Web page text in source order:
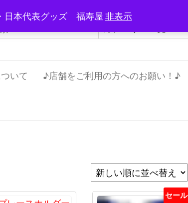
日本代表グッズ 福寿屋 非表示
いて ♪店舗をご利用の方へのお願い！♪
セール